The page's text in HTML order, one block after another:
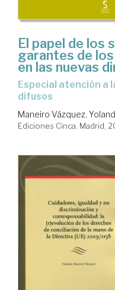
El papel de los
garantes de
en las nuevas
especial atención a la defensa de los intereses
difusos
Maneiro Vázquez,
Ediciones Cinca. Madrid,